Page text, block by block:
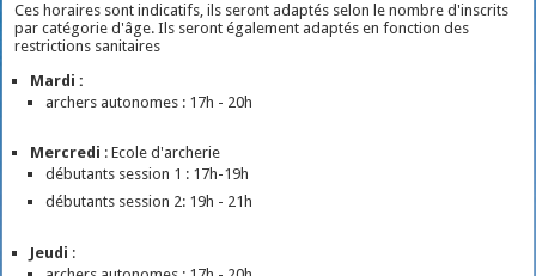
Ces horaires sont indicatifs, ils seront adaptés selon le nombre d'inscrits
par catégorie d'âge. Ils seront également adaptés en fonction des
restrictions sanitaires
Mardi :
archers autonomes : 17h - 20h
Mercredi : Ecole d'archerie
débutants session 1 : 17h-19h
débutants session 2: 19h - 21h
Jeudi :